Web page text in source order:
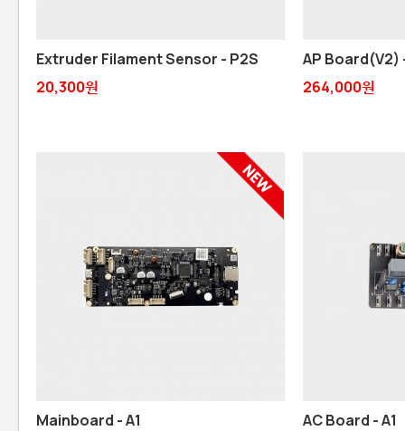
Extruder Filament Sensor - P2S
20,300원
AP Board(V2)
264,000원
Mainboard - A1
AC Board - A1